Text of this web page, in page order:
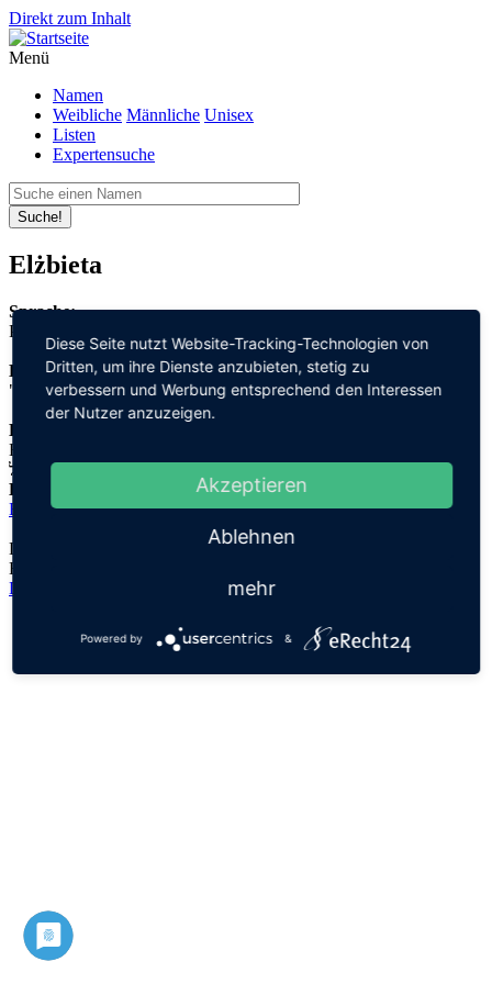
Direkt zum Inhalt
Menü
Namen
Weibliche Männliche Unisex
Listen
Expertensuche
Suche!
Elżbieta
Sprache:
Polnisch
Bedeutung:
"Gott" + "schwören"
Herleitung:
Hebräisch,
Herkunftsname:
Elisheva
Der Namensursprung ist unklar, es handelt sich lediglich um eine
Hypothese!
Datenschutz
Diese Seite nutzt Website-Tracking-Technologien von
Dritten, um ihre Dienste anzubieten, stetig zu
verbessern und Werbung entsprechend den Interessen
der Nutzer anzuzeigen.
Akzeptieren
Ablehnen
mehr
Powered by &